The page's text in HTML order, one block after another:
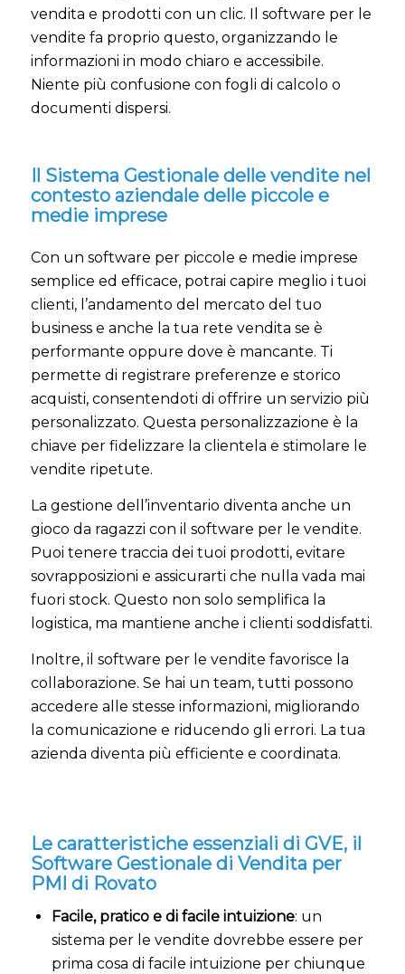
vendita e prodotti con un clic. Il software per le
vendite fa proprio questo, organizzando le
informazioni in modo chiaro e accessibile.
Niente più confusione con fogli di calcolo o
documenti dispersi.
Il Sistema Gestionale delle vendite nel
contesto aziendale delle piccole e
medie imprese
Con un software per piccole e medie imprese
semplice ed efficace, potrai capire meglio i tuoi
clienti, l’andamento del mercato del tuo
business e anche la tua rete vendita se è
performante oppure dove è mancante. Ti
permette di registrare preferenze e storico
acquisti, consentendoti di offrire un servizio più
personalizzato. Questa personalizzazione è la
chiave per fidelizzare la clientela e stimolare le
vendite ripetute.
La gestione dell’inventario diventa anche un
gioco da ragazzi con il software per le vendite.
Puoi tenere traccia dei tuoi prodotti, evitare
sovrapposizioni e assicurarti che nulla vada mai
fuori stock. Questo non solo semplifica la
logistica, ma mantiene anche i clienti soddisfatti.
Inoltre, il software per le vendite favorisce la
collaborazione. Se hai un team, tutti possono
accedere alle stesse informazioni, migliorando
la comunicazione e riducendo gli errori. La tua
azienda diventa più efficiente e coordinata.
Le caratteristiche essenziali di GVE, il
Software Gestionale di Vendita per
PMI di Rovato
Facile, pratico e di facile intuizione: un
sistema per le vendite dovrebbe essere per
prima cosa di facile intuizione per chiunque